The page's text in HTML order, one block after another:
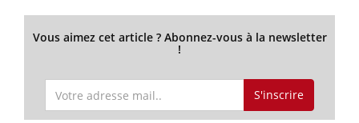
Vous aimez cet article ? Abonnez-vous à la newsletter
!
S'inscrire